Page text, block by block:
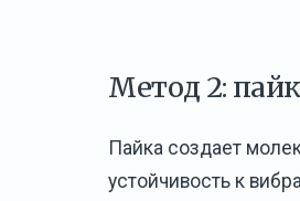
Метод 2:
Пайка создает
устойчивость к